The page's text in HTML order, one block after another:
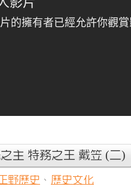
主 特務之王 戴笠 (二)
野歷史 、 歷史文化